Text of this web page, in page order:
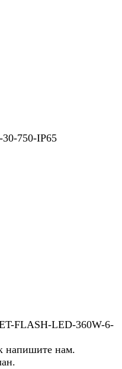
750-IP65
FLASH-LED-360W-6-
напишите нам.